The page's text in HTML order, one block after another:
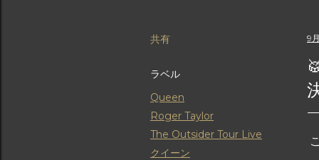
共有
ラベル
Queen
Roger Taylor
The Outsider Tour Live
クイーン
9